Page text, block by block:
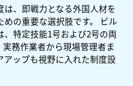
、即戦力となる外国人材を
の重要な選択肢です。 ビル
、特定技能1号および2号の両
務作業者から現場管理者ま
アップも視野に入れた制度設